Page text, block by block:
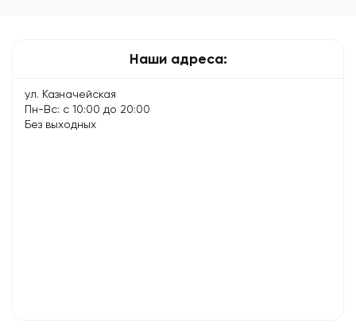
Наши адреса:
ул. Казначейская
Пн-Вс: с 10:00 до 20:00
Без выходных